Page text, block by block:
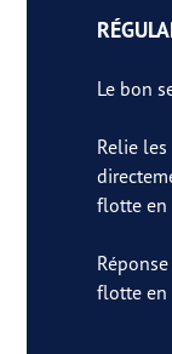
Le bon
Relie
flotte en
flotte en